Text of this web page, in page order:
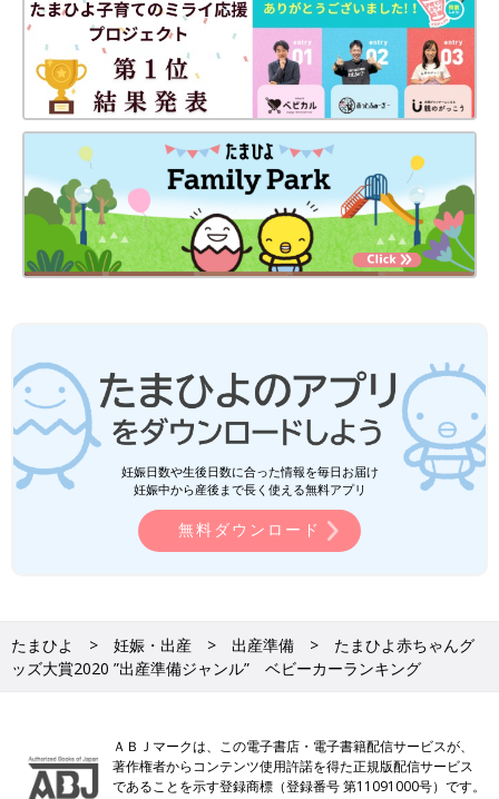
妊娠日数や生後日数に合った情報を毎日お届け
妊娠中から産後まで長く使える無料アプリ
無料ダウンロード
たまひよ 妊娠・出産 出産準備
たまひよ赤ちゃんグ
ッズ大賞2020 ”出産準備ジャンル” ベビーカーランキング
ＡＢＪマークは、この電子書店・電子書籍配信サービスが、
著作権者からコンテンツ使用許諾を得た正規版配信サービス
であることを示す登録商標（登録番号 第11091000号）です。